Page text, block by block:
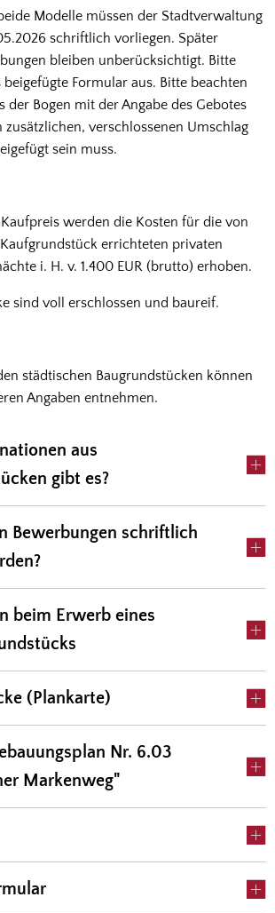
Modelle müssen der Stadtverwaltung
schriftlich vorliegen. Später
bleiben unberücksichtigt. Bitte
Formular aus. Bitte beachten
der Bogen mit der Angabe des Gebotes
zusätzlichen, verschlossenen Umschlag
sein muss.
werden die Kosten für die von
errichteten privaten
i. H. v. 1.400 EUR (brutto) erhoben.
sind voll erschlossen und baureif.
städtischen Baugrundstücken können
Angaben entnehmen.
aus
gibt es?
Bewerbungen schriftlich
beim Erwerb eines
(Plankarte)
Nr. 6.03
Markenweg"